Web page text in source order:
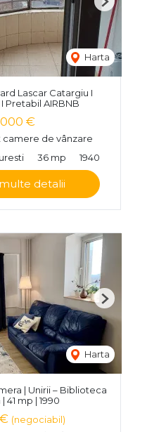
Harta
Next
Lascar Catargiu I
Pretabil AIRBNB
€
camere de vânzare
36 mp 1940
detalii
Harta
Next
| Unirii – Biblioteca
41 mp | 1990
(negociabil)